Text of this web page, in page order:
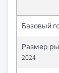
Базовый
Размер
2024